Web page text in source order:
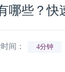
哪些？快
间： 4分钟